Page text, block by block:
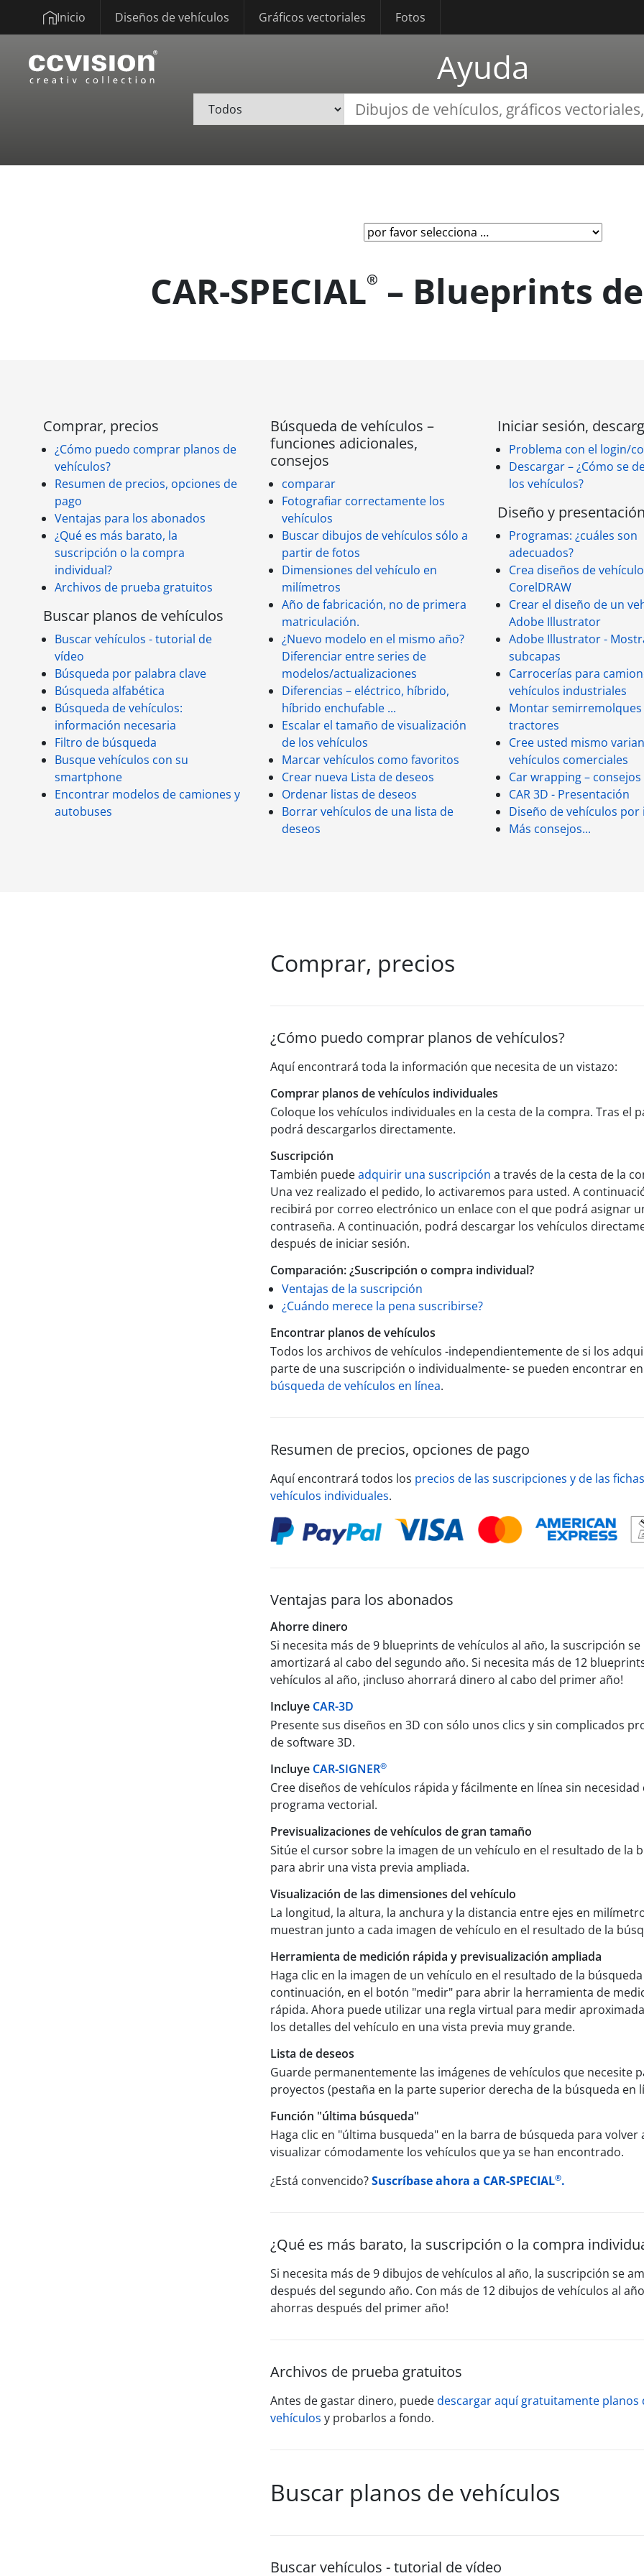
Inicio Diseños de vehículos Gráficos vectoriales Fotos
Ayuda
CAR-SPECIAL® – Blueprints
Comprar, precios
¿Cómo puedo comprar planos de
vehículos?
Resumen de precios, opciones de
pago
Ventajas para los abonados
¿Qué es más barato, la
suscripción o la compra
individual?
Archivos de prueba gratuitos
Buscar planos de vehículos
Buscar vehículos - tutorial de
vídeo
Búsqueda por palabra clave
Búsqueda alfabética
Búsqueda de vehículos:
información necesaria
Filtro de búsqueda
Busque vehículos con su
smartphone
Encontrar modelos de camiones y
autobuses
Búsqueda de vehículos –
funciones adicionales,
consejos
comparar
Fotografiar correctamente los
vehículos
Buscar dibujos de vehículos sólo a
partir de fotos
Dimensiones del vehículo en
milímetros
Año de fabricación, no de primera
matriculación.
¿Nuevo modelo en el mismo año?
Diferenciar entre series de
modelos/actualizaciones
Diferencias – eléctrico, híbrido,
híbrido enchufable ...
Escalar el tamaño de visualización
de los vehículos
Marcar vehículos como favoritos
Crear nueva Lista de deseos
Ordenar listas de deseos
Borrar vehículos de una lista de
deseos
Iniciar sesión,
Problema con el login/
Descargar – ¿Cómo se
los vehículos?
Diseño y presentación
Programas: ¿cuáles son
adecuados?
Crea diseños de
CorelDRAW
Crear el diseño de un
Adobe Illustrator
Adobe Illustrator -
subcapas
Carrocerías para
vehículos industriales
Montar semirremolques
tractores
Cree usted mismo
vehículos comerciales
Car wrapping – consejos
CAR 3D - Presentación
Diseño de vehículos
Más consejos...
Comprar, precios
¿Cómo puedo comprar planos de vehículos?
Aquí encontrará toda la información que necesita de un vistazo:
Comprar planos de vehículos individuales
Coloque los vehículos individuales en la cesta de la compra. Tras el
podrá descargarlos directamente.
Suscripción
También puedeadquirir una suscripción a través de la cesta de la
Una vez realizado el pedido, lo activaremos para usted. A
recibirá por correo electrónico un enlace con el que podrá asignar
contraseña. A continuación, podrá descargar los vehículos
después de iniciar sesión.
Comparación: ¿Suscripción o compra individual?
Ventajas de la suscripción
¿Cuándo merece la pena suscribirse?
Encontrar planos de vehículos
Todos los archivos de vehículos -independientemente de si los
parte de una suscripción o individualmente- se pueden encontrar
búsqueda de vehículos en línea.
Resumen de precios, opciones de pago
Aquí encontrará todos los precios de las suscripciones y de las
vehículos individuales.
Ventajas para los abonados
Ahorre dinero
Si necesita más de 9 blueprints de vehículos al año, la suscripción se
amortizará al cabo del segundo año. Si necesita más de 12
vehículos al año, ¡incluso ahorrará dinero al cabo del primer año!
Incluye CAR-3D
Presente sus diseños en 3D con sólo unos clics y sin complicados
de software 3D.
Incluye CAR‑SIGNER®
Cree diseños de vehículos rápida y fácilmente en línea sin necesidad
programa vectorial.
Previsualizaciones de vehículos de gran tamaño
Sitúe el cursor sobre la imagen de un vehículo en el resultado de la
para abrir una vista previa ampliada.
Visualización de las dimensiones del vehículo
La longitud, la altura, la anchura y la distancia entre ejes en
muestran junto a cada imagen de vehículo en el resultado de la
Herramienta de medición rápida y previsualización ampliada
Haga clic en la imagen de un vehículo en el resultado de la búsqueda
continuación, en el botón "medir" para abrir la herramienta de
rápida. Ahora puede utilizar una regla virtual para medir
los detalles del vehículo en una vista previa muy grande.
Lista de deseos
Guarde permanentemente las imágenes de vehículos que necesite
proyectos (pestaña en la parte superior derecha de la búsqueda en
Función "última búsqueda"
Haga clic en "última busqueda" en la barra de búsqueda para volver
visualizar cómodamente los vehículos que ya se han encontrado.
¿Está convencido?Suscríbase ahora a CAR-SPECIAL®.
¿Qué es más barato, la suscripción o la compra
Si necesita más de 9 dibujos de vehículos al año, la suscripción se
después del segundo año. Con más de 12 dibujos de vehículos al
ahorras después del primer año!
Archivos de prueba gratuitos
Antes de gastar dinero, puededescargar aquí gratuitamente planos
vehículos y probarlos a fondo.
Buscar planos de vehículos
Buscar vehículos - tutorial de vídeo